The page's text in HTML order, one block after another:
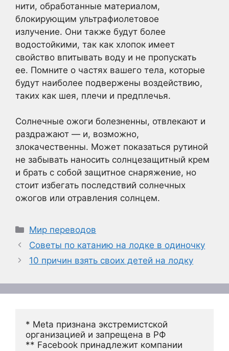
нити, обработанные материалом,
блокирующим ультрафиолетовое
излучение. Они также будут более
водостойкими, так как хлопок имеет
свойство впитывать воду и не пропускать
ее. Помните о частях вашего тела, которые
будут наиболее подвержены воздействию,
таких как шея, плечи и предплечья.
Солнечные ожоги болезненны, отвлекают и
раздражают — и, возможно,
злокачественны. Может показаться рутиной
не забывать наносить солнцезащитный крем
и брать с собой защитное снаряжение, но
стоит избегать последствий солнечных
ожогов или отравления солнцем.
Рубрики
Мир переводов
Советы по катанию на лодке в одиночку
10 причин взять своих детей на лодку
* Meta признана экстремистской
организацией и запрещена в РФ
** Facebook принадлежит компании